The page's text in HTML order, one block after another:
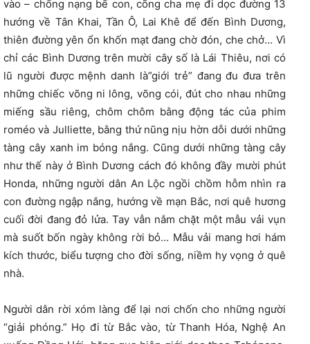
vào – chống nạng bế con, cõng cha mẹ đi dọc đường 13
hướng về Tân Khai, Tần Ô, Lai Khê để đến Bình Dương,
thiên đường yên ổn khốn mạt đang chờ đón, che chở… Vì
chỉ các Bình Dương trên mười cây số là Lái Thiêu, nơi có
lũ người được mệnh danh là”giới trẻ” đang đu đưa trên
những chiếc võng ni lông, võng cói, đút cho nhau những
miếng sầu riêng, chôm chôm bằng động tác của phim
roméo và Julliette, bằng thứ nũng nịu hờn dỗi dưới những
tàng cây xanh im bóng nắng. Cũng dưới những tàng cây
như thế này ở Bình Dương cách đó không đầy mười phút
Honda, những người dân An Lộc ngồi chồm hỗm nhìn ra
con đường ngập nắng, hướng về mạn Bắc, nơi quê hương
cuối đời đang đỏ lửa. Tay vẫn nắm chặt một mẫu vải vụn
mà suốt bốn ngày không rời bỏ… Mẫu vải mang hơi hám
kích thước, biểu tượng cho đời sống, niềm hy vọng ở quê
nhà.
Người dân rời xóm làng để lại nơi chốn cho những người
“giải phóng.” Họ đi từ Bắc vào, từ Thanh Hóa, Nghệ An